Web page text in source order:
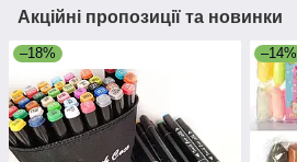
Акційні пропозиції та новинки
–18% –14%